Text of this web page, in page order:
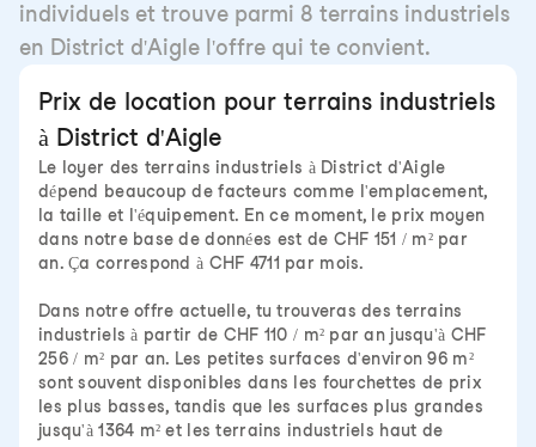
individuels et trouve parmi 8 terrains industriels
en District d'Aigle l'offre qui te convient.
Prix de location pour terrains industriels
à District d'Aigle
Le loyer des terrains industriels à District d'Aigle
dépend beaucoup de facteurs comme l'emplacement,
la taille et l'équipement. En ce moment, le prix moyen
dans notre base de données est de CHF 151 / m² par
an. Ça correspond à CHF 4711 par mois.
Dans notre offre actuelle, tu trouveras des terrains
industriels à partir de CHF 110 / m² par an jusqu'à CHF
256 / m² par an. Les petites surfaces d'environ 96 m²
sont souvent disponibles dans les fourchettes de prix
les plus basses, tandis que les surfaces plus grandes
jusqu'à 1364 m² et les terrains industriels haut de